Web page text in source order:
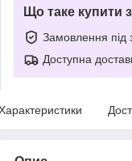
Що таке купити
Замовлення під
Доступна